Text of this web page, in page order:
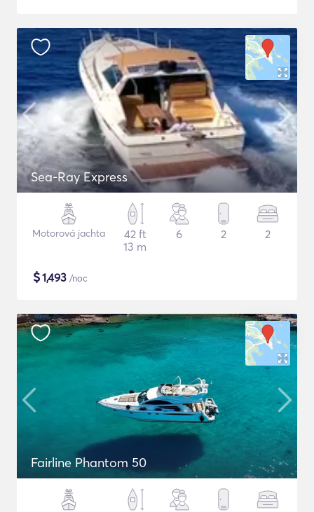
Sea-Ray Express
Motorová jachta
42 ft
13 m
6 2 2
$1,493 /noc
Fairline Phantom 50